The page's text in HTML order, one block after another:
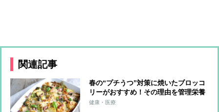
関連記事
春の“プチうつ”対策に焼いたブロッコ
リーがおすすめ！その理由を管理栄養
士が解説
健康・医療